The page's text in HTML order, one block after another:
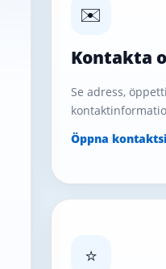
✉️
Kontakta
Se adress,
Öppna
⭐